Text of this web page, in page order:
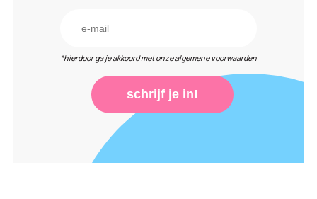
*hierdoor ga je akkoord met onze algemene voorwaarden
schrijf je in!